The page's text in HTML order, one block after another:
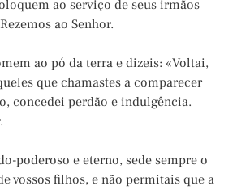
ao serviço de seus irmãos
ao Senhor.
ao pó da terra e dizeis: «Voltai,
que chamastes a comparecer
concedei perdão e indulgência.
poderoso e eterno, sede sempre o
vossos filhos, e não permitais que a